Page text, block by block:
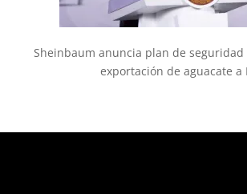
Sheinbaum anuncia plan de
exportación de aguacate a